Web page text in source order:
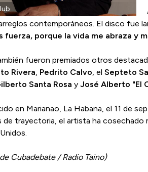
contemporáneos. El disco fue
fuerza, porque la vida me abraza y
fueron premiados otros
Rivera, Pedrito Calvo, el Septeto
Santa Rosa y José Alberto "El
en Marianao, La Habana, el 11 de
trayectoria, el artista ha cosechado
Cubadebate / Radio Taino)